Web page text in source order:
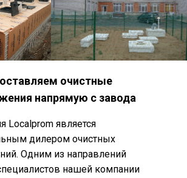
очистные
напрямую с завода
Localprom является
дилером очистных
Одним из направлений
нашей компании